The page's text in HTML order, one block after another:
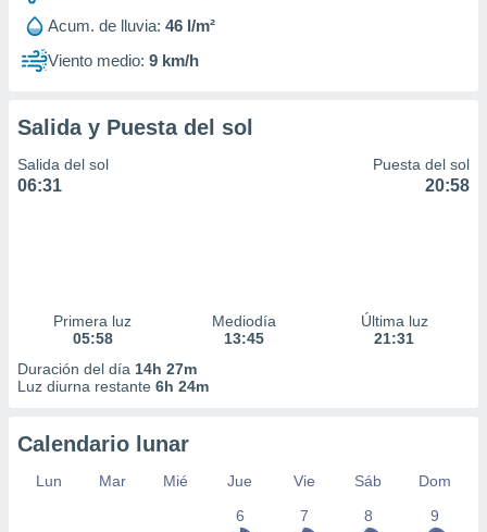
Acum. de lluvia: 46 l/m²
Viento medio: 9 km/h
Salida y Puesta del sol
Salida del sol
06:31
Puesta del sol
20:58
Primera luz
05:58
Mediodía
13:45
Última luz
21:31
Duración del día 14h 27m
Luz diurna restante 6h 24m
Calendario lunar
Lun Mar Mié Jue Vie Sáb
Dom
6
7 8 9